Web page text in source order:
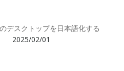
デスクトップを日本語化する
2025/02/01